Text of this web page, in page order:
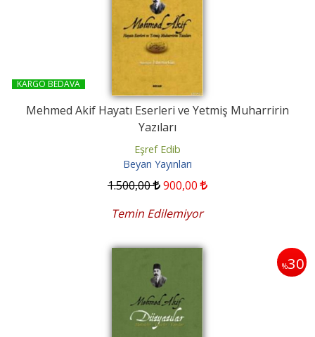
KARGO BEDAVA
Mehmed Akif Hayatı Eserleri ve Yetmiş Muharririn
Yazıları
Eşref Edib
Beyan Yayınları
1.500,00 900,00
Temin Edilemiyor
%30